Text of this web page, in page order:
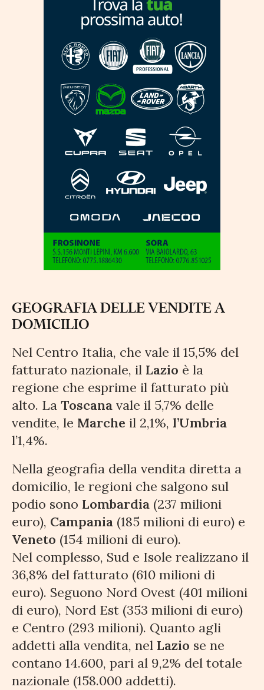
GEOGRAFIA DELLE VENDITE A
DOMICILIO
Nel Centro Italia, che vale il 15,5% del
fatturato nazionale, il Lazio è la
regione che esprime il fatturato più
alto. La Toscana vale il 5,7% delle
vendite, le Marche il 2,1%, l’Umbria
l’1,4%.
Nella geografia della vendita diretta a
domicilio, le regioni che salgono sul
podio sono Lombardia (237 milioni
euro), Campania (185 milioni di euro) e
Veneto (154 milioni di euro).
Nel complesso, Sud e Isole realizzano il
36,8% del fatturato (610 milioni di
euro). Seguono Nord Ovest (401 milioni
di euro), Nord Est (353 milioni di euro)
e Centro (293 milioni). Quanto agli
addetti alla vendita, nel Lazio se ne
contano 14.600, pari al 9,2% del totale
nazionale (158.000 addetti).